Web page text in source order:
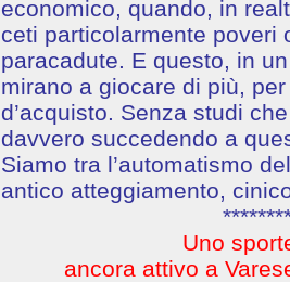
economico, quando, in
ceti particolarmente poveri
paracadute. E questo, in
mirano a giocare di più,
d’acquisto. Senza studi
davvero succedendo a
Siamo tra l’automatismo
antico atteggiamento,
Uno
ancora attivo a